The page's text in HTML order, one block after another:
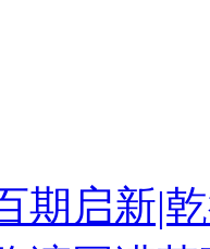
期启新|